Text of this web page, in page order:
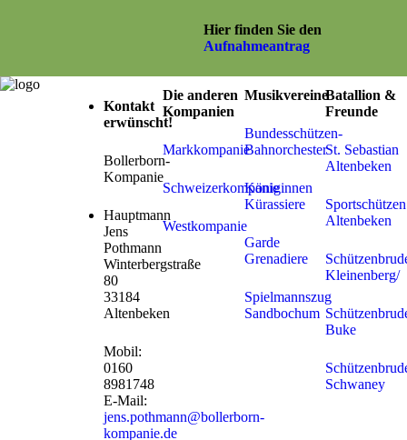
Hier finden Sie den
Aufnahmeantrag
Kontakt
erwünscht!
Bollerborn-
Kompanie
Hauptmann
Jens
Pothmann
Winterbergstraße
80
33184
Altenbeken
Mobil:
0160
8981748
E-Mail:
jens.pothmann@bollerborn-
kompanie.de
Die anderen
Kompanien
Markkompanie
Schweizerkompanie
Westkompanie
Musikvereine
Bundesschützen-
Bahnorchester
Königinnen
Kürassiere
Garde
Grenadiere
Spielmannszug
Sandbochum
Batallion &
Freunde
St. Sebastian
Altenbeken
Sportschützen
Altenbeken
Kleinenberg/
Buke
Schwaney